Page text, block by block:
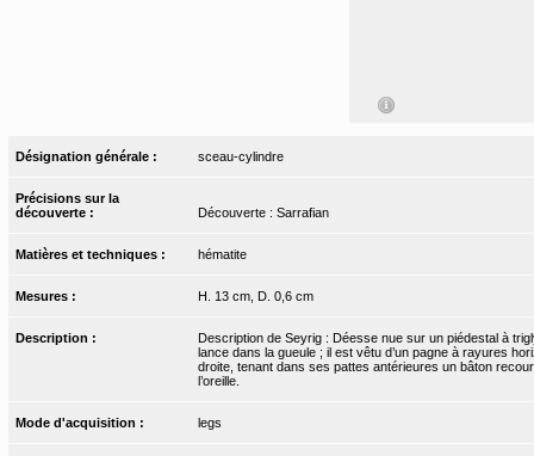
Désignation générale : sceau-cylindre
Précisions sur la
découverte :
Découverte : Sarrafian
Matières et techniques : hématite
Mesures : H. 13 cm, D. 0,6 cm
Description :
Description de Seyrig : Déesse nue sur un piédestal à
lance dans la gueule ; il est vêtu d’un pagne à rayures
droite, tenant dans ses pattes antérieures un bâton
l’oreille.
Mode d'acquisition : legs